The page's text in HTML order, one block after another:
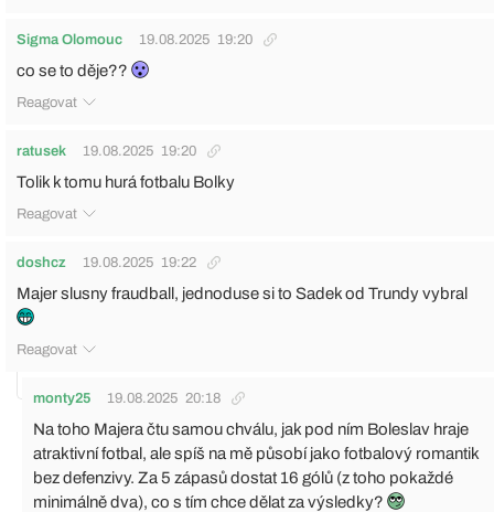
Sigma Olomouc 19.08.2025 19:20
co se to děje??
Reagovat
ratusek 19.08.2025 19:20
Tolik k tomu hurá fotbalu Bolky
Reagovat
doshcz 19.08.2025 19:22
Majer slusny fraudball, jednoduse si to Sadek od Trundy vybral
Reagovat
monty25 19.08.2025 20:18
Na toho Majera čtu samou chválu, jak pod ním Boleslav hraje
atraktivní fotbal, ale spíš na mě působí jako fotbalový romantik
bez defenzivy. Za 5 zápasů dostat 16 gólů (z toho pokaždé
minimálně dva), co s tím chce dělat za výsledky?